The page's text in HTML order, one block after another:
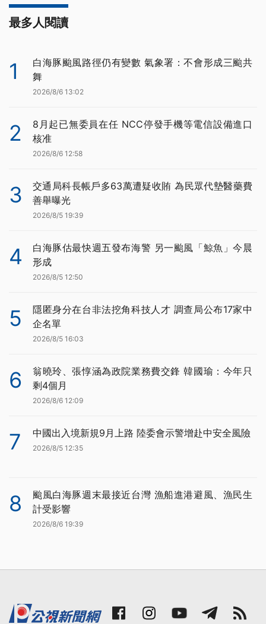
最多人閱讀
1
白海豚颱風路徑仍有變數 氣象署：不會形成三颱共
舞
2026/8/6 13:02
2
8月起已無委員在任 NCC停發手機等電信設備進口
核准
2026/8/6 12:58
3
交通局科長帳戶多63萬遭疑收賄 為民眾代墊醫藥費
善舉曝光
2026/8/5 19:39
4
白海豚估最快週五發布海警 另一颱風「鯨魚」今晨
形成
2026/8/5 12:50
5
隱匿身分在台非法挖角科技人才 調查局公布17家中
企名單
2026/8/5 16:03
6
翁曉玲、張惇涵為政院業務費交鋒 韓國瑜：今年只
剩4個月
2026/8/6 12:09
7 中國出入境新規9月上路 陸委會示警增赴中安全風險
2026/8/5 12:35
8
颱風白海豚週末最接近台灣 漁船進港避風、漁民生
計受影響
2026/8/6 19:39